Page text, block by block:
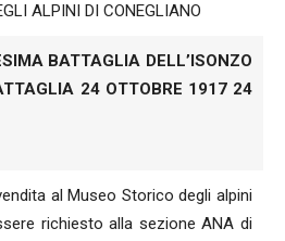
ALPINI DI CONEGLIANO
BATTAGLIA DELL’ISONZO
24 OTTOBRE 1917 24
al Museo Storico degli alpini
richiesto alla sezione ANA di